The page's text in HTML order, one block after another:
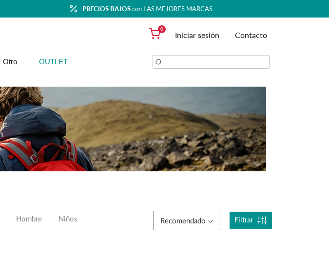
PRECIOS BAJOScon LAS MEJORES MARCAS
0
Iniciar sesión Contacto
Otro OUTLET
Recomendado Filtrar
Hombre Niños